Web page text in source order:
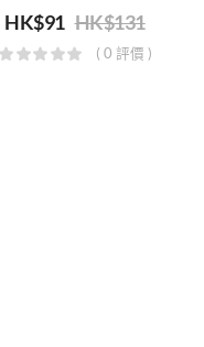
HK$91 HK$131
( 0 評價 )